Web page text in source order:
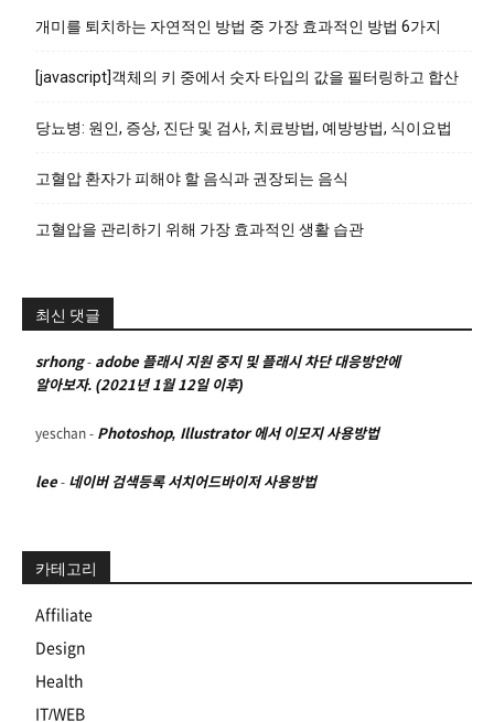
개미를 퇴치하는 자연적인 방법 중 가장 효과적인 방법 6가지
[javascript]객체의 키 중에서 숫자 타입의 값을 필터링하고 합산
당뇨병: 원인, 증상, 진단 및 검사, 치료방법, 예방방법, 식이요법
고혈압 환자가 피해야 할 음식과 권장되는 음식
고혈압을 관리하기 위해 가장 효과적인 생활 습관
최신 댓글
srhong- adobe 플래시 지원 중지 및 플래시 차단 대응방안에
알아보자. (2021년 1월 12일 이후)
yeschan - Photoshop, Illustrator 에서 이모지 사용방법
lee - 네이버 검색등록 서치어드바이저 사용방법
카테고리
Affiliate
Design
Health
IT/WEB